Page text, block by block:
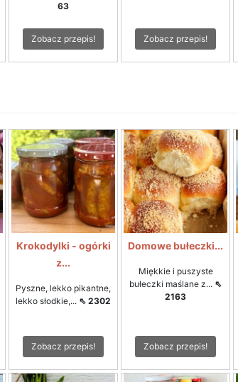
63
Zobacz przepis! Zobacz przepis!
Krokodylki - ogórki
z...
Pyszne, lekko pikantne,
lekko słodkie,... ⇖ 2302
Zobacz przepis!
Domowe bułeczki...
Miękkie i puszyste
bułeczki maślane z... ⇖
2163
Zobacz przepis!